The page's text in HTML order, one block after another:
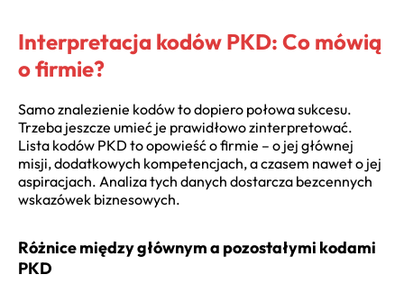
Interpretacja kodów PKD: Co mówią
o firmie?
Samo znalezienie kodów to dopiero połowa sukcesu.
Trzeba jeszcze umieć je prawidłowo zinterpretować.
Lista kodów PKD to opowieść o firmie – o jej głównej
misji, dodatkowych kompetencjach, a czasem nawet o jej
aspiracjach. Analiza tych danych dostarcza bezcennych
wskazówek biznesowych.
Różnice między głównym a pozostałymi kodami
PKD